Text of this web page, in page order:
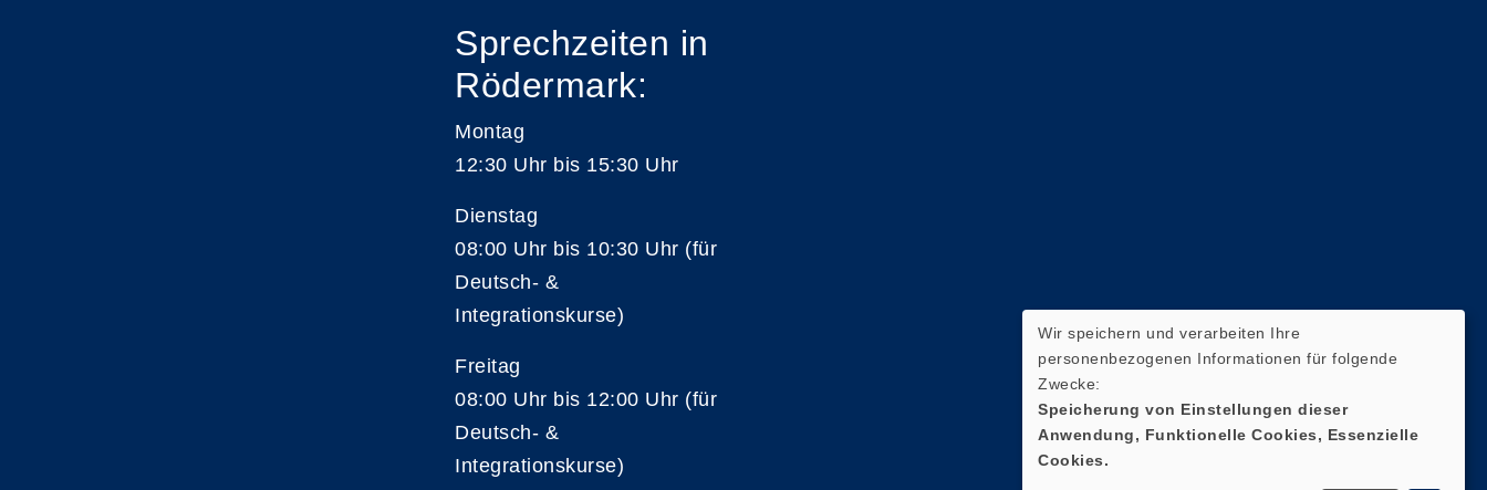
Sprechzeiten in
Rödermark:
Montag
12:30 Uhr bis 15:30 Uhr
Dienstag
08:00 Uhr bis 10:30 Uhr (für
Deutsch- &
Integrationskurse)
Freitag
08:00 Uhr bis 12:00 Uhr (für
Deutsch- &
Integrationskurse)
Wir speichern und verarbeiten Ihre
personenbezogenen Informationen für folgende
Zwecke:
Speicherung von Einstellungen dieser
Anwendung, Funktionelle Cookies, Essenzielle
Cookies.